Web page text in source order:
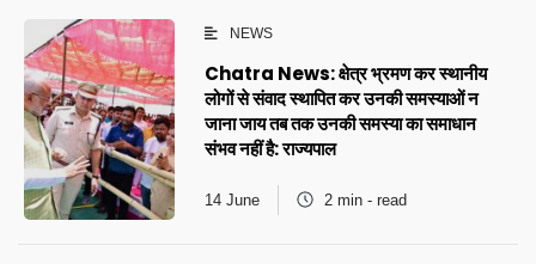
NEWS
Chatra News: क्षेत्र भ्रमण कर स्थानीय
लोगों से संवाद स्थापित कर उनकी समस्याओं न
जाना जाय तब तक उनकी समस्या का समाधान
संभव नहीं है: राज्यपाल
14 June 2 min - read